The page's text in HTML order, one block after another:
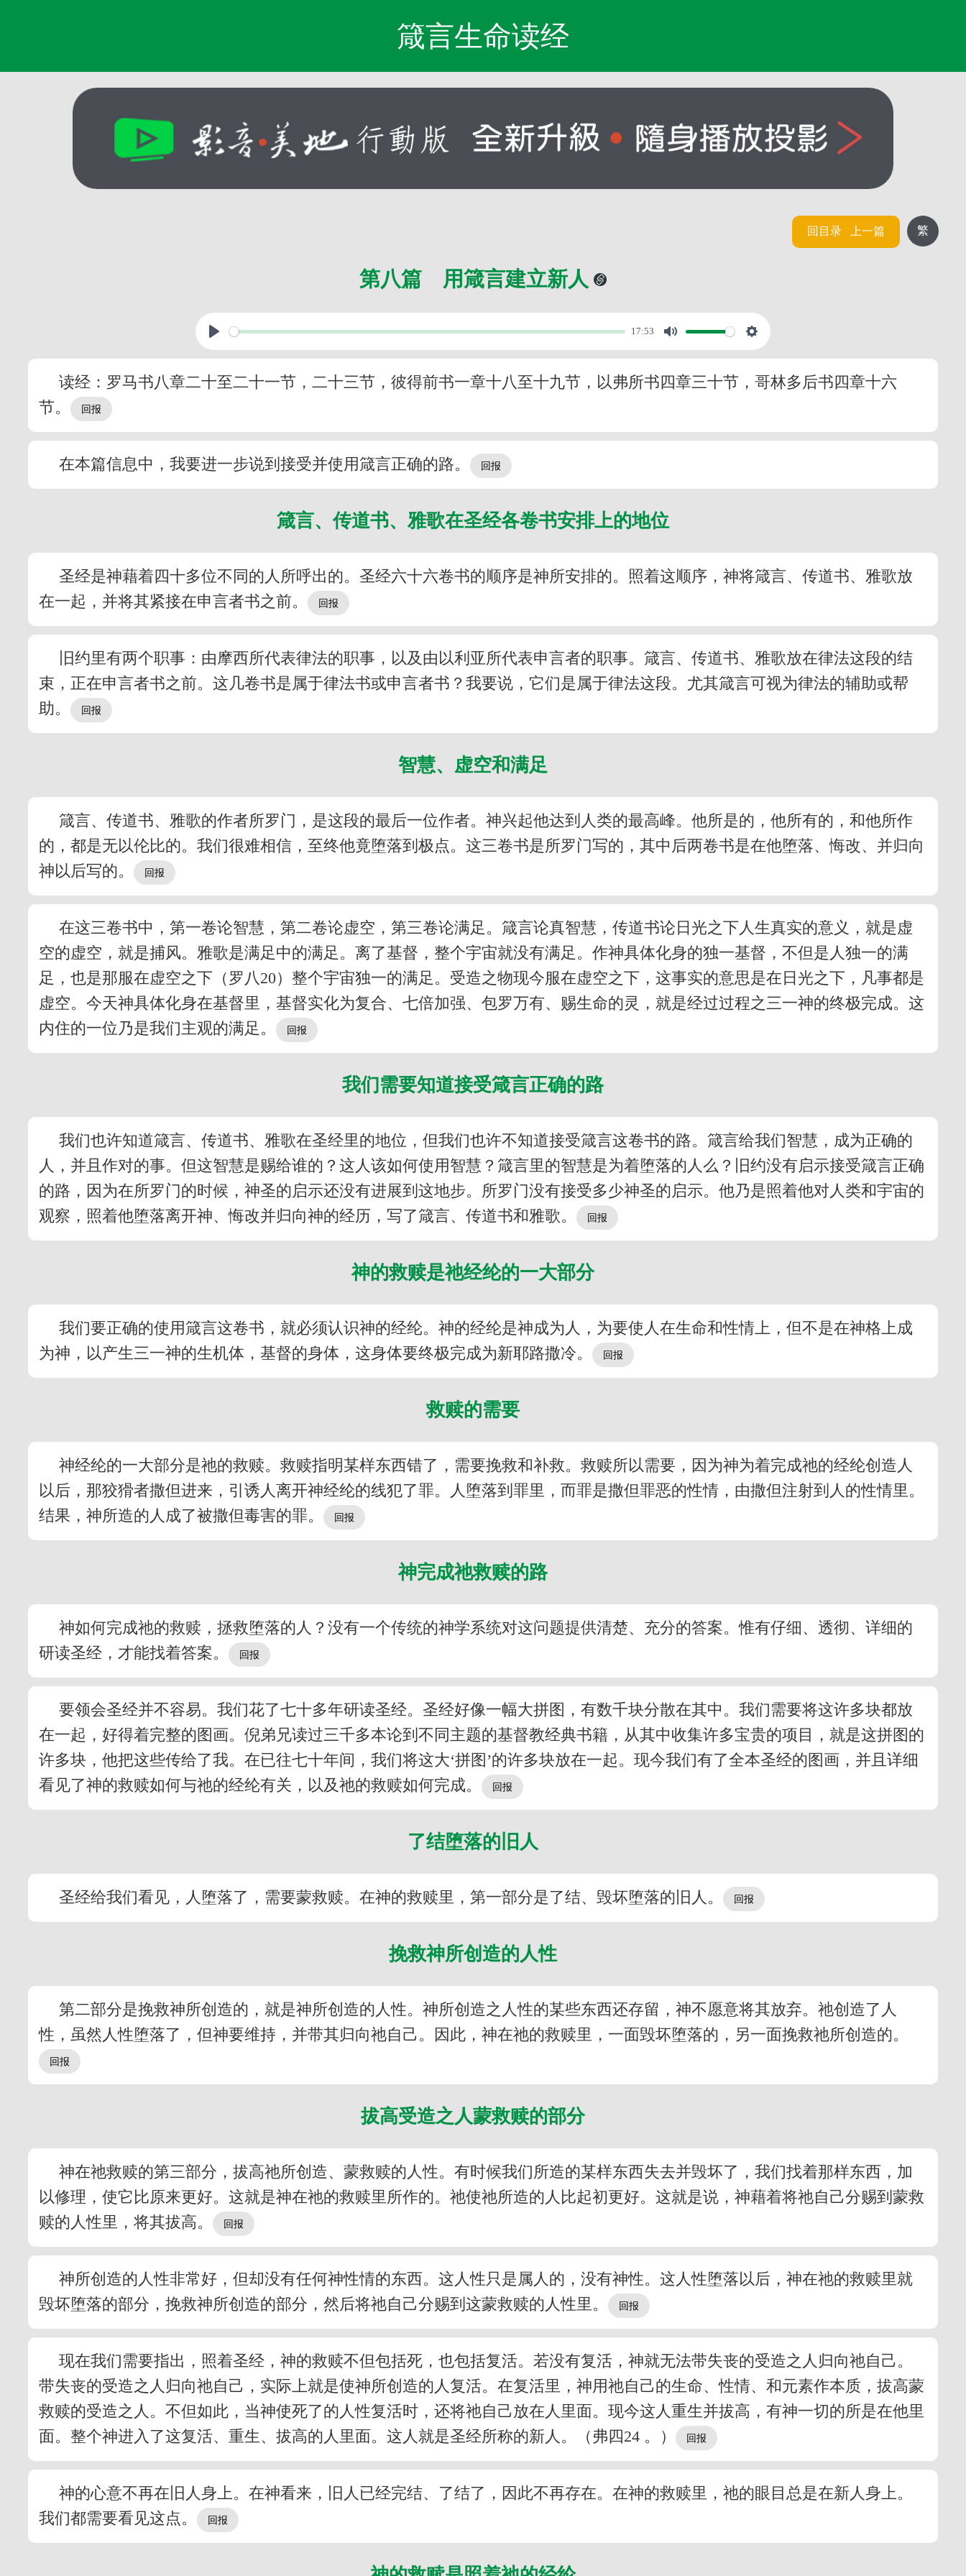
箴言生命读经
繁
回目录 上一篇
第八篇 用箴言建立新人
17:53
读经：罗马书八章二十至二十一节，二十三节，彼得前书一章十八至十九节，以弗所书四章三十节，哥林多后书四章十六
节。
在本篇信息中，我要进一步说到接受并使用箴言正确的路。
箴言、传道书、雅歌在圣经各卷书安排上的地位
圣经是神藉着四十多位不同的人所呼出的。圣经六十六卷书的顺序是神所安排的。照着这顺序，神将箴言、传道书、雅歌放
在一起，并将其紧接在申言者书之前。
旧约里有两个职事：由摩西所代表律法的职事，以及由以利亚所代表申言者的职事。箴言、传道书、雅歌放在律法这段的结
束，正在申言者书之前。这几卷书是属于律法书或申言者书？我要说，它们是属于律法这段。尤其箴言可视为律法的辅助或帮
助。
智慧、虚空和满足
箴言、传道书、雅歌的作者所罗门，是这段的最后一位作者。神兴起他达到人类的最高峰。他所是的，他所有的，和他所作
的，都是无以伦比的。我们很难相信，至终他竟堕落到极点。这三卷书是所罗门写的，其中后两卷书是在他堕落、悔改、并归向
神以后写的。
在这三卷书中，第一卷论智慧，第二卷论虚空，第三卷论满足。箴言论真智慧，传道书论日光之下人生真实的意义，就是虚
空的虚空，就是捕风。雅歌是满足中的满足。离了基督，整个宇宙就没有满足。作神具体化身的独一基督，不但是人独一的满
足，也是那服在虚空之下（罗八20）整个宇宙独一的满足。受造之物现今服在虚空之下，这事实的意思是在日光之下，凡事都是
虚空。今天神具体化身在基督里，基督实化为复合、七倍加强、包罗万有、赐生命的灵，就是经过过程之三一神的终极完成。这
内住的一位乃是我们主观的满足。
我们需要知道接受箴言正确的路
我们也许知道箴言、传道书、雅歌在圣经里的地位，但我们也许不知道接受箴言这卷书的路。箴言给我们智慧，成为正确的
人，并且作对的事。但这智慧是赐给谁的？这人该如何使用智慧？箴言里的智慧是为着堕落的人么？旧约没有启示接受箴言正确
的路，因为在所罗门的时候，神圣的启示还没有进展到这地步。所罗门没有接受多少神圣的启示。他乃是照着他对人类和宇宙的
观察，照着他堕落离开神、悔改并归向神的经历，写了箴言、传道书和雅歌。
神的救赎是祂经纶的一大部分
我们要正确的使用箴言这卷书，就必须认识神的经纶。神的经纶是神成为人，为要使人在生命和性情上，但不是在神格上成
为神，以产生三一神的生机体，基督的身体，这身体要终极完成为新耶路撒冷。
救赎的需要
神经纶的一大部分是祂的救赎。救赎指明某样东西错了，需要挽救和补救。救赎所以需要，因为神为着完成祂的经纶创造人
以后，那狡猾者撒但进来，引诱人离开神经纶的线犯了罪。人堕落到罪里，而罪是撒但罪恶的性情，由撒但注射到人的性情里。
结果，神所造的人成了被撒但毒害的罪。
神完成祂救赎的路
神如何完成祂的救赎，拯救堕落的人？没有一个传统的神学系统对这问题提供清楚、充分的答案。惟有仔细、透彻、详细的
研读圣经，才能找着答案。
要领会圣经并不容易。我们花了七十多年研读圣经。圣经好像一幅大拼图，有数千块分散在其中。我们需要将这许多块都放
在一起，好得着完整的图画。倪弟兄读过三千多本论到不同主题的基督教经典书籍，从其中收集许多宝贵的项目，就是这拼图的
许多块，他把这些传给了我。在已往七十年间，我们将这大‘拼图’的许多块放在一起。现今我们有了全本圣经的图画，并且详细
看见了神的救赎如何与祂的经纶有关，以及祂的救赎如何完成。
了结堕落的旧人
圣经给我们看见，人堕落了，需要蒙救赎。在神的救赎里，第一部分是了结、毁坏堕落的旧人。
挽救神所创造的人性
第二部分是挽救神所创造的，就是神所创造的人性。神所创造之人性的某些东西还存留，神不愿意将其放弃。祂创造了人
性，虽然人性堕落了，但神要维持，并带其归向祂自己。因此，神在祂的救赎里，一面毁坏堕落的，另一面挽救祂所创造的。
拔高受造之人蒙救赎的部分
神在祂救赎的第三部分，拔高祂所创造、蒙救赎的人性。有时候我们所造的某样东西失去并毁坏了，我们找着那样东西，加
以修理，使它比原来更好。这就是神在祂的救赎里所作的。祂使祂所造的人比起初更好。这就是说，神藉着将祂自己分赐到蒙救
赎的人性里，将其拔高。
神所创造的人性非常好，但却没有任何神性情的东西。这人性只是属人的，没有神性。这人性堕落以后，神在祂的救赎里就
毁坏堕落的部分，挽救神所创造的部分，然后将祂自己分赐到这蒙救赎的人性里。
现在我们需要指出，照着圣经，神的救赎不但包括死，也包括复活。若没有复活，神就无法带失丧的受造之人归向祂自己。
带失丧的受造之人归向祂自己，实际上就是使神所创造的人复活。在复活里，神用祂自己的生命、性情、和元素作本质，拔高蒙
救赎的受造之人。不但如此，当神使死了的人性复活时，还将祂自己放在人里面。现今这人重生并拔高，有神一切的所是在他里
面。整个神进入了这复活、重生、拔高的人里面。这人就是圣经所称的新人。（弗四24 。）
神的心意不再在旧人身上。在神看来，旧人已经完结、了结了，因此不再存在。在神的救赎里，祂的眼目总是在新人身上。
我们都需要看见这点。